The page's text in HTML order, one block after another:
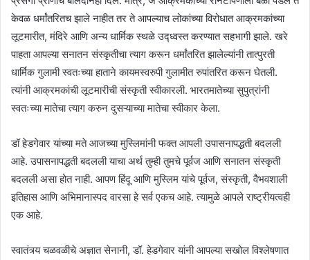
केवळ धर्मांतरितच झाले नाहीत तर ते आपल्याच लोकांच्या विरोधात आक्रमकांच्या
लूटमारीत, मंदिरे आणि अन्य धार्मिक स्थळे उद्ध्वस्त करण्यात सहभागी झाले. खरे
पाहता आपल्या सनातन संस्कृतीचा त्याग करून धर्मांतरित झालेल्यांनी तात्पुरती
धार्मिक गुलामी स्वतःच्या हाताने कायमस्वरुपी गुलामीत रुपांतरित करून घेतली.
त्यांनी आक्रमकांची लूटमारीची संस्कृती स्वीकारली. भारतमातेच्या सुपुत्रांनी
स्वतःच्या मातेचा त्याग करुन दुसऱ्याच्या मातेचा स्वीकार केला.
डॉ हेडगेवार यांच्या मते आजच्या मुस्लिमांनी फक्त आपली उपासनापद्धती बदलली
आहे. उपासनापद्धती बदलली याचा अर्थ तुम्ही तुमचे पूर्वज आणि सनातन संस्कृती
बदलली असा होत नाही. आपण हिंदू आणि मुस्लिम यांचे पूर्वज, संस्कृती, वैभवशाली
इतिहास आणि अभिमानास्पद वारसा हे सर्व एकच आहे. त्यामुळे आपले राष्ट्रीयत्वही
एक आहे.
स्वातंत्र्य चळवळीचे अज्ञात सेनानी, डॉ. हेडगेवार यांनी आपल्या सखोल विश्लेषणात